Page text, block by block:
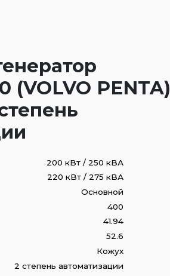
PENTA)
200 кВт / 250 кВА
220 кВт / 275 кВА
Основной
400
41.94
52.6
Кожух
2 степень автоматизации